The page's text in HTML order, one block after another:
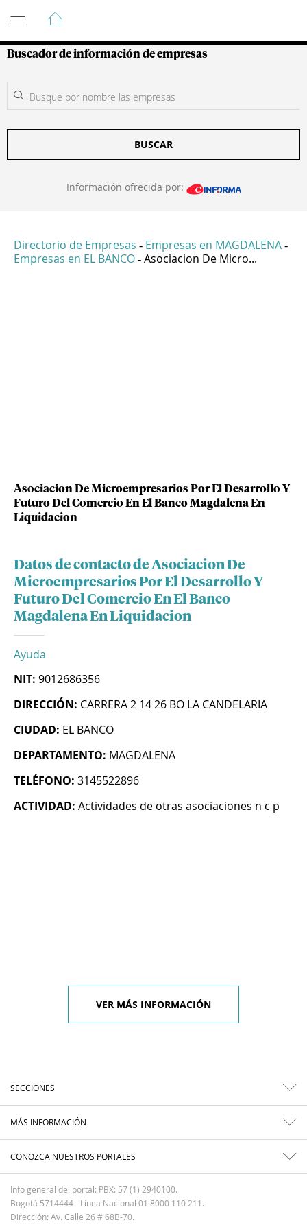
Guía de Empresas Colombianas
Buscador de información de empresas
BUSCAR
Información ofrecida por:
Directorio de Empresas - Empresas en MAGDALENA -
Empresas en EL BANCO - Asociacion De Micro...
Asociacion De Microempresarios Por El Desarrollo Y
Futuro Del Comercio En El Banco Magdalena En
Liquidacion
Datos de contacto de Asociacion De
Microempresarios Por El Desarrollo Y
Futuro Del Comercio En El Banco
Magdalena En Liquidacion
Ayuda
NIT: 9012686356
DIRECCIÓN: CARRERA 2 14 26 BO LA CANDELARIA
CIUDAD: EL BANCO
DEPARTAMENTO: MAGDALENA
TELÉFONO: 3145522896
ACTIVIDAD: Actividades de otras asociaciones n c p
VER MÁS INFORMACIÓN
SECCIONES
MÁS INFORMACIÓN
CONOZCA NUESTROS PORTALES
Info general del portal: PBX: 57 (1) 2940100.
Bogotá 5714444 - Línea Nacional 01 8000 110 211.
Dirección: Av. Calle 26 # 68B-70.